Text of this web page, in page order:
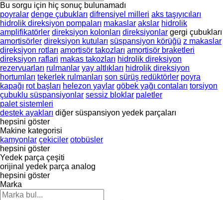
Bu sorgu için hiç sonuç bulunamadı
poyralar denge çubukları difrensiyel milleri aks taşıyıcıları
hidrolik direksiyon pompaları makaslar akslar hidrolik
amplifikatörler direksiyon kolonları direksiyonlar gergi çubukları
amortisörler direksiyon kutuları süspansiyon körüğü z makaslar
direksiyon rotları amortisör takozları amortisör braketleri
di̇reksi̇yon raflari makas takozları hidrolik direksiyon
rezervuarları rulmanlar yay altlıkları hidrolik direksiyon
hortumları tekerlek rulmanları son sürüş redüktörler poyra
kapağı rot başları helezon yaylar göbek yağı contaları torsiyon
çubuklu süspansiyonlar sessiz bloklar paletler
palet sistemleri
destek ayakları diğer süspansiyon yedek parçaları
hepsini göster
Makine kategorisi
kamyonlar çekiciler otobüsler
hepsini göster
Yedek parça çeşiti
orijinal yedek parça analog
hepsini göster
Marka